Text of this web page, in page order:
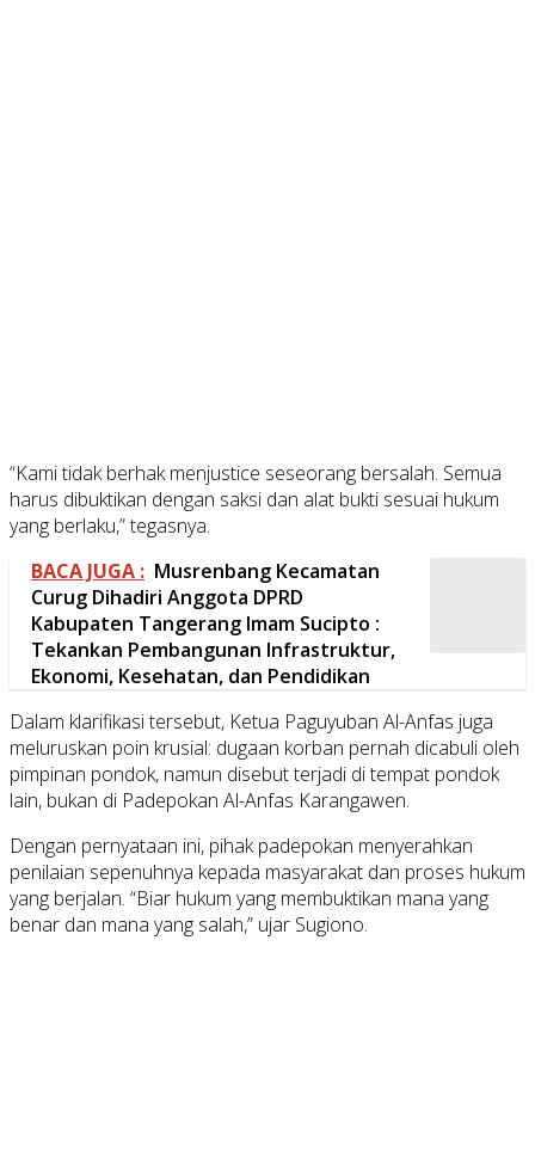
“Kami tidak berhak menjustice seseorang bersalah. Semua
harus dibuktikan dengan saksi dan alat bukti sesuai hukum
yang berlaku,” tegasnya.
BACA JUGA : Musrenbang Kecamatan
Curug Dihadiri Anggota DPRD
Kabupaten Tangerang Imam Sucipto :
Tekankan Pembangunan Infrastruktur,
Ekonomi, Kesehatan, dan Pendidikan
Dalam klarifikasi tersebut, Ketua Paguyuban Al-Anfas juga
meluruskan poin krusial: dugaan korban pernah dicabuli oleh
pimpinan pondok, namun disebut terjadi di tempat pondok
lain, bukan di Padepokan Al-Anfas Karangawen.
Dengan pernyataan ini, pihak padepokan menyerahkan
penilaian sepenuhnya kepada masyarakat dan proses hukum
yang berjalan. “Biar hukum yang membuktikan mana yang
benar dan mana yang salah,” ujar Sugiono.